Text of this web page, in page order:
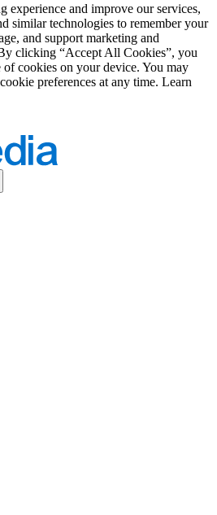
experience and improve our services,
similar technologies to remember your
and support marketing and
clicking “Accept All Cookies”, you
of cookies on your device. You may
preferences at any time. Learn